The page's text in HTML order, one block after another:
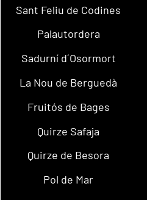
Sant Feliu de Codines
Palautordera
Sadurní d´Osormort
La Nou de Berguedà
Fruitós de Bages
Quirze Safaja
Quirze de Besora
Pol de Mar